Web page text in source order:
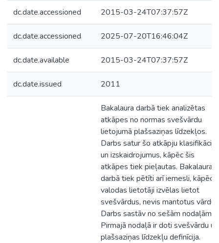
dc.date.accessioned 2015-03-24T07:37:57Z
dc.date.accessioned 2025-07-20T16:46:04Z
dc.date.available 2015-03-24T07:37:57Z
dc.date.issued 2011
Bakalaura darbā tiek analizētas
atkāpes no normas svešvārdu
lietojumā plašsaziņas līdzekļos.
Darbs satur šo atkāpju klasifikāciju
un izskaidrojumus, kāpēc šis
atkāpes tiek pieļautas. Bakalaura
darbā tiek pētīti arī iemesli, kāpēc
valodas lietotāji izvēlas lietot
svešvārdus, nevis mantotus
Darbs sastāv no sešām nodaļām.
Pirmajā nodaļā ir doti svešvārdu un
plašsaziņas līdzekļu definīcija.